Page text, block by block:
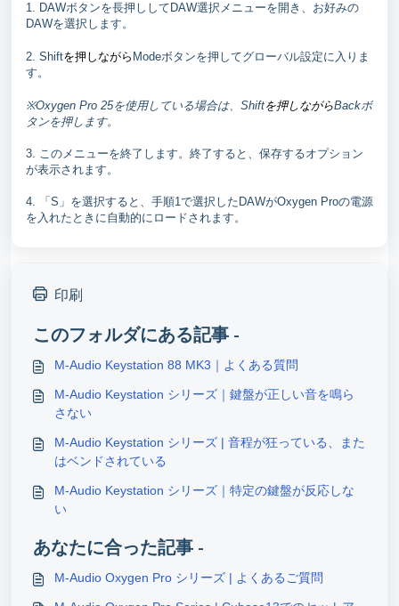
1. DAWボタンを長押ししてDAW選択メニューを開き、お好みの
DAWを選択します。
2. Shiftを押しながら Modeボタンを押してグローバル設定に入りま
す。
※Oxygen Pro 25を使用している場合は、Shiftを押しながらBackボ
タンを押します。
3. このメニューを終了します。終了すると、保存するオプション
が表示されます。
4. 「S」を選択すると、手順1で選択したDAWがOxygen Proの電源
を入れたときに自動的にロードされます。
印刷
このフォルダにある記事 -
M-Audio Keystation 88 MK3｜よくある質問
M-Audio Keystation シリーズ｜鍵盤が正しい音を鳴ら
さない
M-Audio Keystation シリーズ | 音程が狂っている、また
はベンドされている
M-Audio Keystation シリーズ｜特定の鍵盤が反応しな
い
あなたに合った記事 -
M-Audio Oxygen Pro シリーズ | よくあるご質問